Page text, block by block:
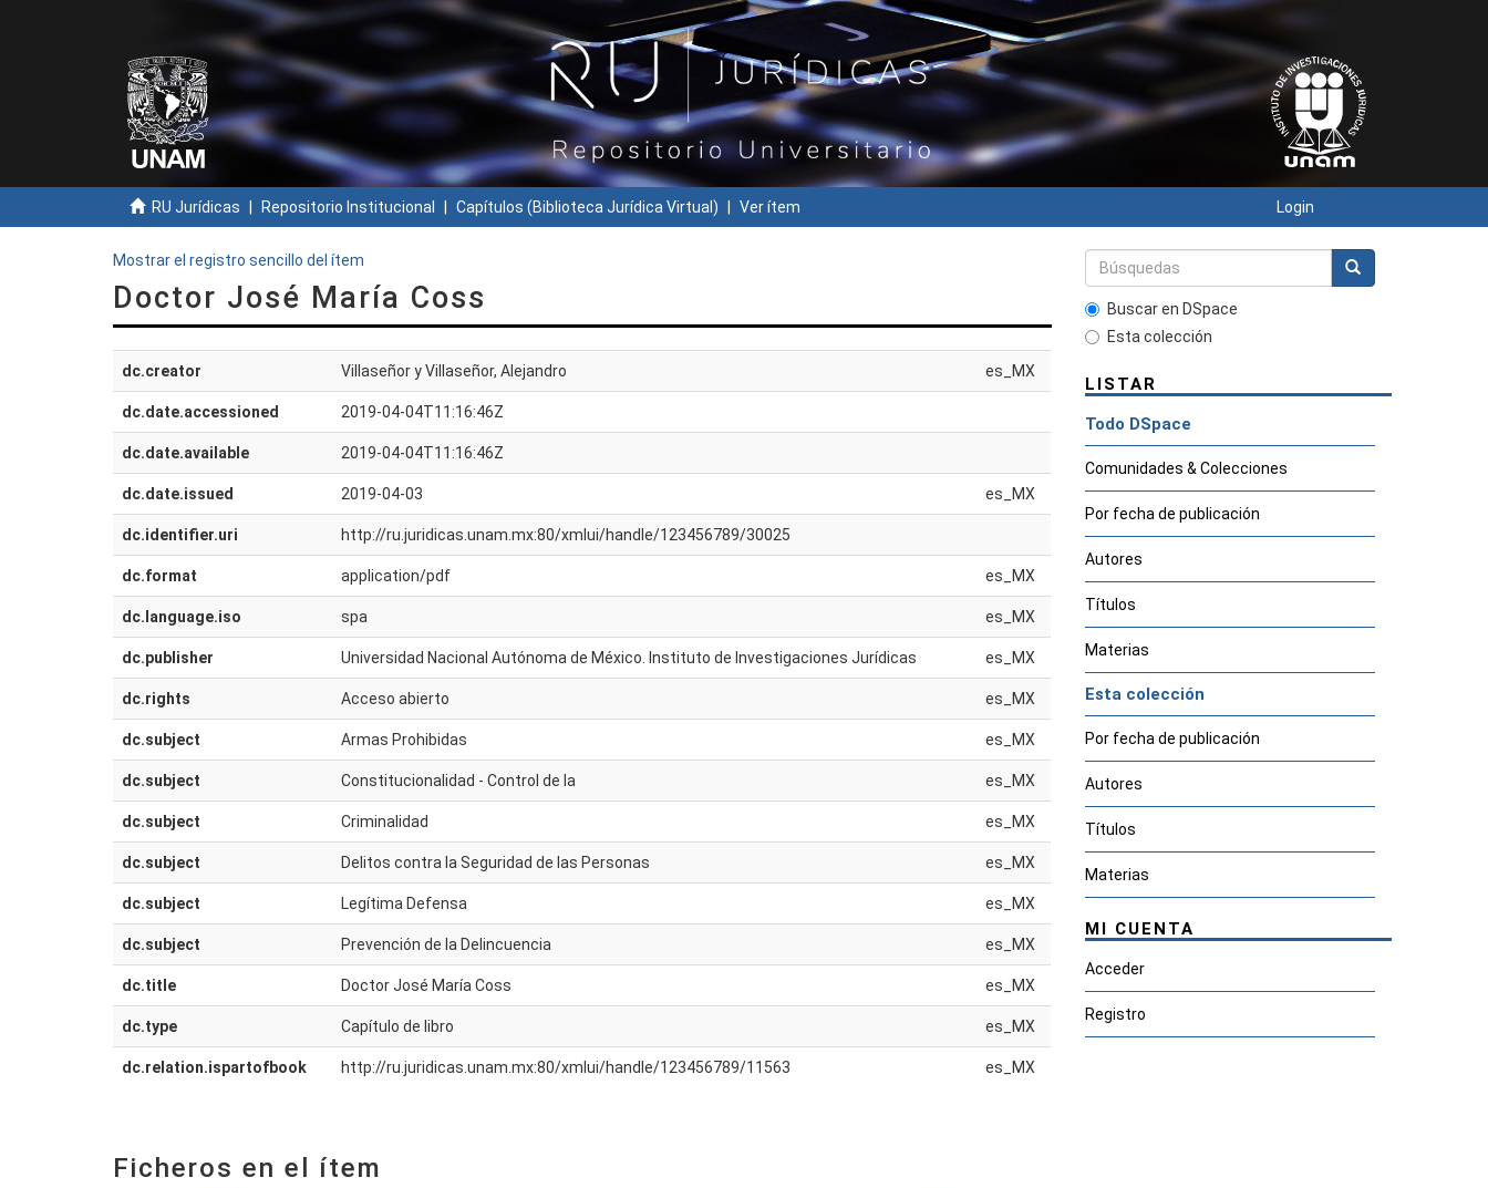
RU Jurídicas Repositorio Institucional Capítulos (Biblioteca Jurídica Virtual) Ver ítem Login
Mostrar el registro sencillo del ítem
Doctor José María Coss
dc.creator Villaseñor y Villaseñor, Alejandro es_MX
dc.date.accessioned 2019-04-04T11:16:46Z
dc.date.available 2019-04-04T11:16:46Z
dc.date.issued 2019-04-03 es_MX
dc.identifier.uri http://ru.juridicas.unam.mx:80/xmlui/handle/123456789/30025
dc.format application/pdf es_MX
dc.language.iso spa es_MX
dc.publisher Universidad Nacional Autónoma de México. Instituto de Investigaciones Jurídicas es_MX
dc.rights Acceso abierto es_MX
dc.subject Armas Prohibidas es_MX
dc.subject Constitucionalidad - Control de la es_MX
dc.subject Criminalidad es_MX
dc.subject Delitos contra la Seguridad de las Personas es_MX
dc.subject Legítima Defensa es_MX
dc.subject Prevención de la Delincuencia es_MX
dc.title Doctor José María Coss es_MX
dc.type Capítulo de libro es_MX
dc.relation.ispartofbook http://ru.juridicas.unam.mx:80/xmlui/handle/123456789/11563 es_MX
Ficheros en el ítem
Buscar en DSpace
Esta colección
LISTAR
Todo DSpace
Comunidades & Colecciones
Por fecha de publicación
Autores
Títulos
Materias
Esta colección
Por fecha de publicación
Autores
Títulos
Materias
MI CUENTA
Acceder
Registro